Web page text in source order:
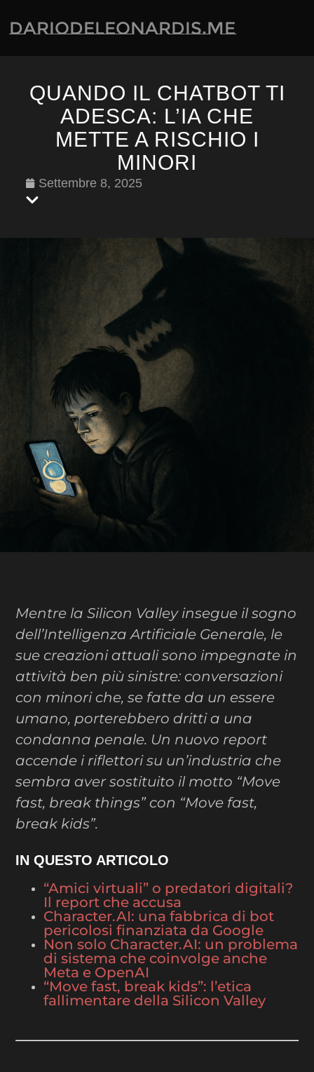
dariodeleonardis.me
QUANDO IL CHATBOT TI
ADESCA: L’IA CHE
METTE A RISCHIO I
MINORI
Settembre 8, 2025
Mentre la Silicon Valley insegue il sogno
dell’Intelligenza Artificiale Generale, le
sue creazioni attuali sono impegnate in
attività ben più sinistre: conversazioni
con minori che, se fatte da un essere
umano, porterebbero dritti a una
condanna penale. Un nuovo report
accende i riflettori su un’industria che
sembra aver sostituito il motto “Move
fast, break things” con “Move fast,
break kids”.
IN QUESTO ARTICOLO
“Amici virtuali” o predatori digitali?
Il report che accusa
Character.AI: una fabbrica di bot
pericolosi finanziata da Google
Non solo Character.AI: un problema
di sistema che coinvolge anche
Meta e OpenAI
“Move fast, break kids”: l’etica
fallimentare della Silicon Valley